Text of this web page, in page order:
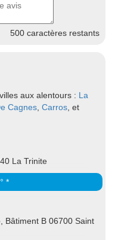
500 caractères restants
aux alentours : La
Cagnes Carros , et
La Trinite
*
Bâtiment B 06700 Saint